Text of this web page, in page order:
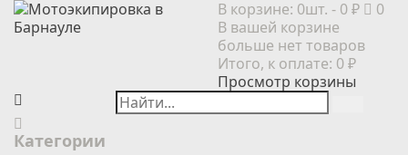
В корзине: 0шт. - 0 ₽
0
В вашей корзине
больше нет товаров
Итого, к оплате: 0 ₽
Просмотр корзины
Категории